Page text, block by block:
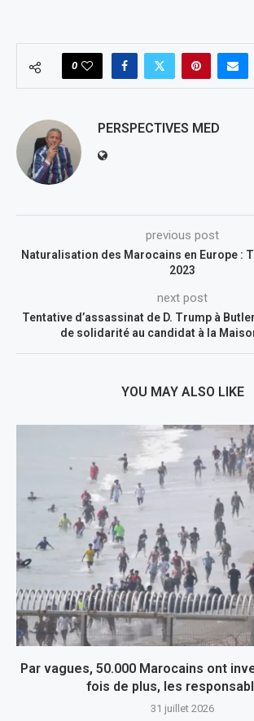
0
PERSPECTIVES MED
previous post
Naturalisation des Marocains en Europe :
2023
next post
Tentative d’assassinat de D. Trump à
de solidarité au candidat à la
YOU MAY ALSO LIKE
Par vagues, 50.000 Marocains ont
fois de plus, les
31 juillet 2026